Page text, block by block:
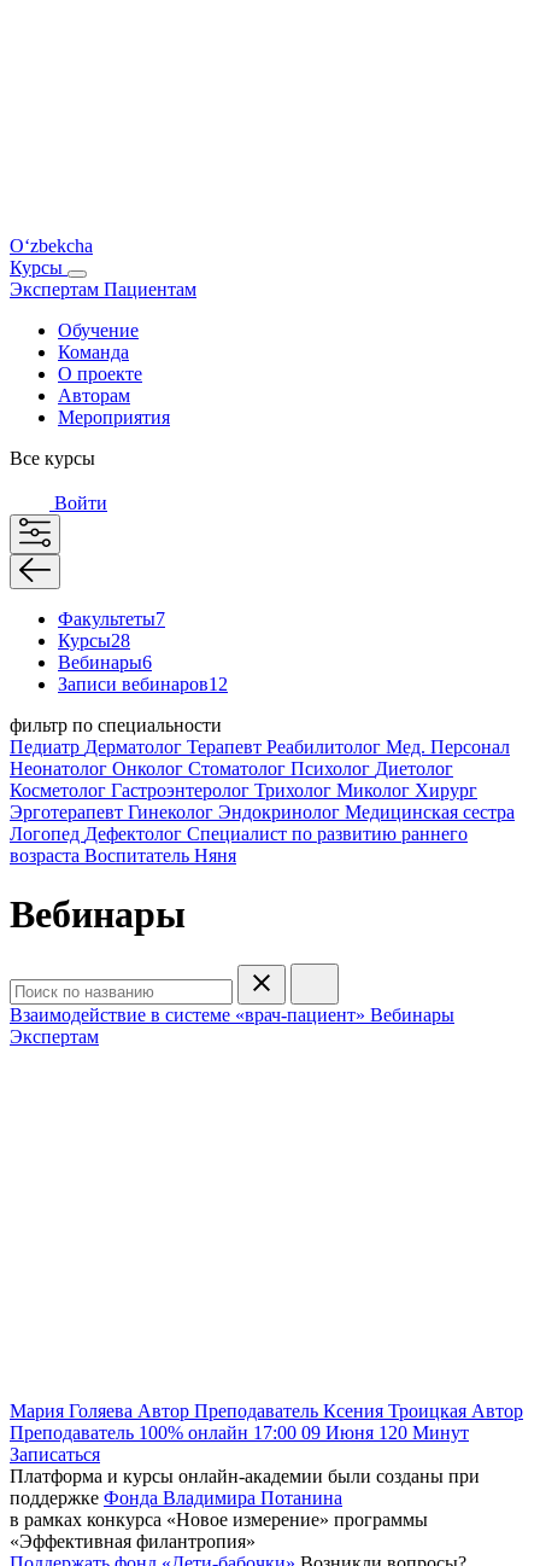
O‘zbekcha
Курсы
Экспертам Пациентам
Обучение
Команда
О проекте
Авторам
Мероприятия
Все курсы
Войти
Факультеты7
Курсы28
Вебинары6
Записи вебинаров12
фильтр по специальности
Педиатр Дерматолог Терапевт Реабилитолог Мед. Персонал
Неонатолог Онколог Стоматолог Психолог Диетолог
Косметолог Гастроэнтеролог Трихолог Миколог Хирург
Эрготерапевт Гинеколог Эндокринолог Медицинская сестра
Логопед Дефектолог Специалист по развитию раннего
возраста Воспитатель Няня
Вебинары
Взаимодействие в системе «врач-пациент» Вебинары
Экспертам
Мария Голяева Автор Преподаватель Ксения Троицкая Автор
Преподаватель 100% онлайн 17:00 09 Июня 120 Минут
Записаться
Платформа и курсы онлайн-академии были созданы при
поддержке Фонда Владимира Потанина
в рамках конкурса «Новое измерение» программы
«Эффективная филантропия»